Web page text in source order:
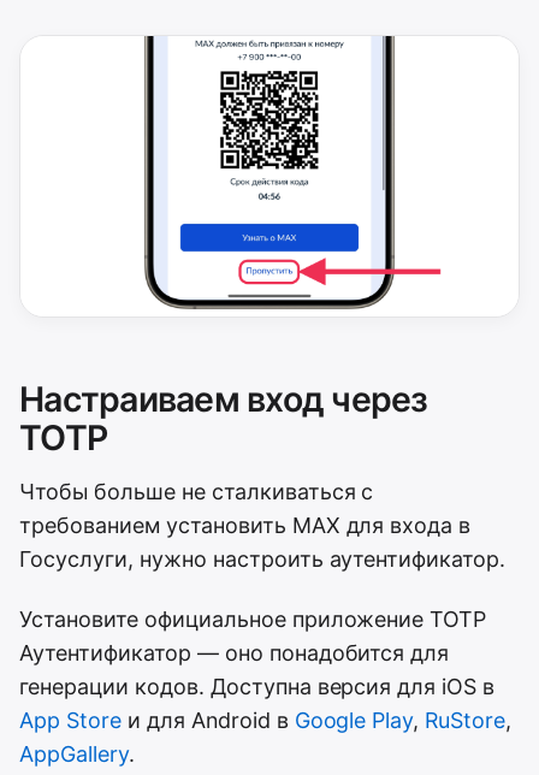
Настраиваем вход через
TOTP
Чтобы больше не сталкиваться с
требованием установить MAX для входа в
Госуслуги, нужно настроить аутентификатор.
Установите официальное приложение TOTP
Аутентификатор — оно понадобится для
генерации кодов. Доступна версия для iOS в
App Storeи для Android в Google Play, RuStore,
AppGallery.